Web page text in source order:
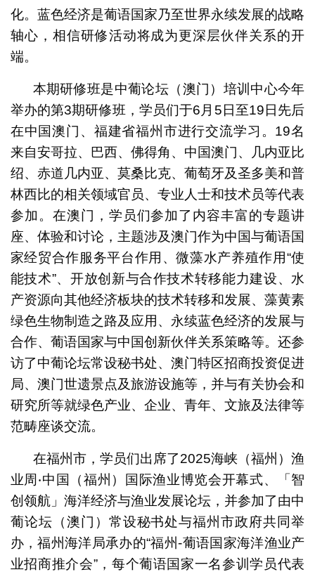
化。蓝色经济是葡语国家乃至世界永续发展的战略
轴心，相信研修活动将成为更深层伙伴关系的开
端。
本期研修班是中葡论坛（澳门）培训中心今年
举办的第3期研修班，学员们于6月5日至19日先后
在中国澳门、福建省福州市进行交流学习。19名
来自安哥拉、巴西、佛得角、中国澳门、几内亚比
绍、赤道几内亚、莫桑比克、葡萄牙及圣多美和普
林西比的相关领域官员、专业人士和技术员等代表
参加。在澳门，学员们参加了内容丰富的专题讲
座、体验和讨论，主题涉及澳门作为中国与葡语国
家经贸合作服务平台作用、微藻水产养殖作用“使
能技术”、开放创新与合作技术转移能力建设、水
产资源向其他经济板块的技术转移和发展、藻黄素
绿色生物制造之路及应用、永续蓝色经济的发展与
合作、葡语国家与中国创新伙伴关系策略等。还参
访了中葡论坛常设秘书处、澳门特区招商投资促进
局、澳门世遗景点及旅游设施等，并与有关协会和
研究所等就绿色产业、企业、青年、文旅及法律等
范畴座谈交流。
在福州市，学员们出席了2025海峡（福州）渔
业周‧中国（福州）国际渔业博览会开幕式、「智
创领航」海洋经济与渔业发展论坛，并参加了由中
葡论坛（澳门）常设秘书处与福州市政府共同举
办，福州海洋局承办的“福州-葡语国家海洋渔业产
业招商推介会”，每个葡语国家一名参训学员代表